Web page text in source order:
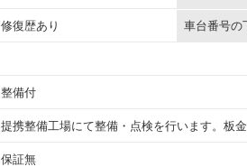
修復歴あり 車台番号の
整備付
提携整備工場にて整備・点検を行います。板
保証無